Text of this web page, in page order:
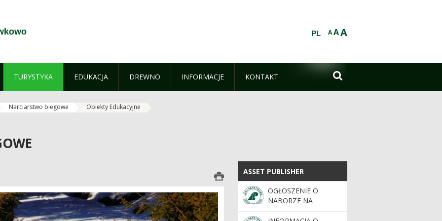
AAA
PL
TURYSTYKA EDUKACJA DREWNO INFORMACJE KONTAKT 
Narciarstwo biegowe Obiekty Edukacyjne
ASSET PUBLISHER
ASSET PUBLISHER
OGŁOSZENIE O
NABORZE NA
STANOWISKO